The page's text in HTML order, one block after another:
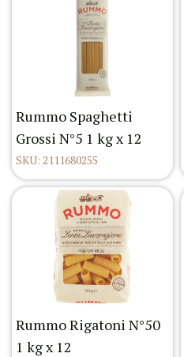
Rummo Spaghetti
Grossi N°5 1 kg x 12
SKU: 2111680255
Rummo Rigatoni N°50
1 kg x 12